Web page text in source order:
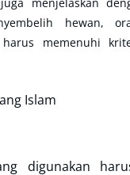
hewan,
harus memenuhi
Islam
digunakan